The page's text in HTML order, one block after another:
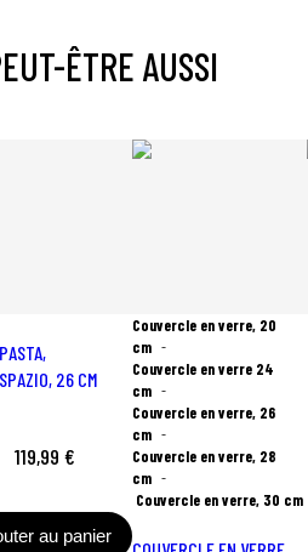
ÊTRE AUSSI
26 CM
119,99 €
au panier
Couvercle en verre, 20
cm
Couvercle en verre 24
cm
Couvercle en verre, 26
cm
Couvercle en verre, 28
cm
Couvercle en verre, 30 cm